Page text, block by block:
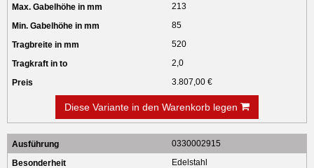
213
85
520
2,0
3.807,00 €
Diese Variante in den Warenkorb legen
0330002915
Edelstahl